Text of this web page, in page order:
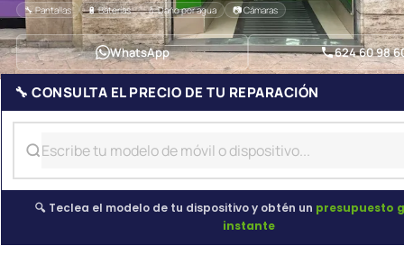
🔧 Pantallas 🔋 Baterías 💧 Daño por agua 📷 Cámaras
WhatsApp 624 60 98
🔧 CONSULTA EL PRECIO DE TU REPARACIÓN
🔍 Teclea el modelo de tu dispositivo y obtén un presupuesto
instante